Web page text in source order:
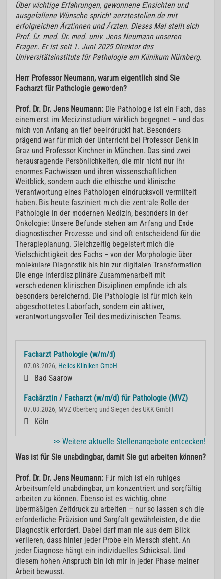
Über wichtige Erfahrungen, gewonnene Einsichten und
ausgefallene Wünsche spricht aerztestellen.de mit
erfolgreichen Ärztinnen und Ärzten. Dieses Mal stellt sich
Prof. Dr. med. Dr. med. univ. Jens Neumann unseren
Fragen. Er ist seit 1. Juni 2025 Direktor des
Universitätsinstituts für Pathologie am Klinikum Nürnberg.
Herr Professor Neumann, warum eigentlich sind Sie
Facharzt für Pathologie geworden?
Prof. Dr. Dr. Jens Neumann: Die Pathologie ist ein Fach, das
einem erst im Medizinstudium wirklich begegnet – und das
mich von Anfang an tief beeindruckt hat. Besonders
prägend war für mich der Unterricht bei Professor Denk in
Graz und Professor Kirchner in München. Das sind zwei
herausragende Persönlichkeiten, die mir nicht nur ihr
enormes Fachwissen und ihren wissenschaftlichen
Weitblick, sondern auch die ethische und klinische
Verantwortung eines Pathologen eindrucksvoll vermittelt
haben. Bis heute fasziniert mich die zentrale Rolle der
Pathologie in der modernen Medizin, besonders in der
Onkologie: Unsere Befunde stehen am Anfang und Ende
diagnostischer Prozesse und sind oft entscheidend für die
Therapieplanung. Gleichzeitig begeistert mich die
Vielschichtigkeit des Fachs – von der Morphologie über
molekulare Diagnostik bis hin zur digitalen Transformation.
Die enge interdisziplinäre Zusammenarbeit mit
verschiedenen klinischen Disziplinen empfinde ich als
besonders bereichernd. Die Pathologie ist für mich kein
abgeschottetes Laborfach, sondern ein aktiver,
verantwortungsvoller Teil des medizinischen Teams.
Facharzt Pathologie (w/m/d)
07.08.2026, Helios Kliniken GmbH
Bad Saarow
Fachärztin / Facharzt (w/m/d) für Pathologie (MVZ)
07.08.2026, MVZ Oberberg und Siegen des UKK GmbH
Köln
>> Weitere aktuelle Stellenangebote entdecken!
Was ist für Sie unabdingbar, damit Sie gut arbeiten können?
Prof. Dr. Dr. Jens Neumann: Für mich ist ein ruhiges
Arbeitsumfeld unabdingbar, um konzentriert und sorgfältig
arbeiten zu können. Ebenso ist es wichtig, ohne
übermäßigen Zeitdruck zu arbeiten – nur so lassen sich die
erforderliche Präzision und Sorgfalt gewährleisten, die die
Diagnostik erfordert. Dabei darf man nie aus dem Blick
verlieren, dass hinter jeder Probe ein Mensch steht. An
jeder Diagnose hängt ein individuelles Schicksal. Und
diesem hohen Anspruch bin ich mir in jeder Phase meiner
Arbeit bewusst.